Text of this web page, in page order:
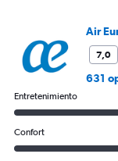
values.
Range:
to
600.
Air
7,0
631
Entretenimiento
Confort